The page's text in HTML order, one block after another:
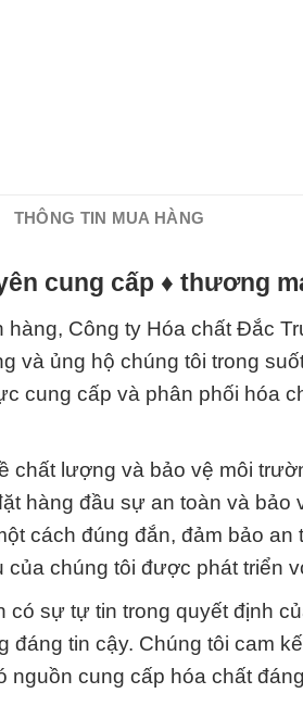
THÔNG TIN MUA HÀNG
cung cấp ♦ thương
hàng, Công ty Hóa chất Đắc
và ủng hộ chúng tôi trong
cung cấp và phân phối hóa
chất lượng và bảo vệ môi
hàng đầu sự an toàn và
cách đúng đắn, đảm bảo
của chúng tôi được phát triển
có sự tự tin trong quyết định
đáng tin cậy. Chúng tôi cam
nguồn cung cấp hóa chất